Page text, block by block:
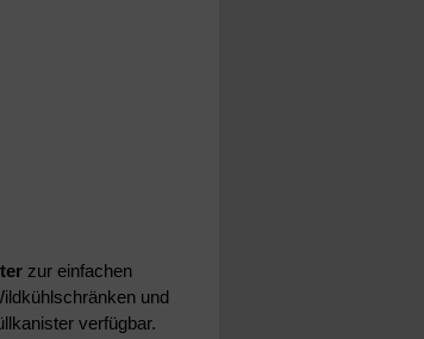
zur einfachen
und
verfügbar.